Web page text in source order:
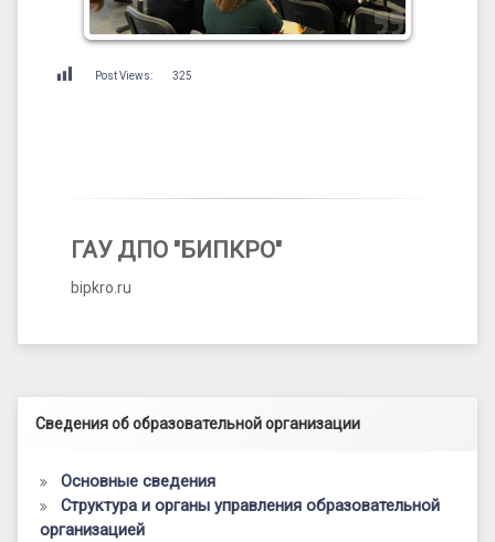
Post Views: 325
ГАУ ДПО "БИПКРО"
bipkro.ru
Левый сайдбар
Сведения об образовательной организации
Основные сведения
Структура и органы управления образовательной
организацией